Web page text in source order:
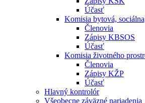
Účasť
Komisia bytová,
Členovia
Zápisy KBSOS
Účasť
Komisia životného
Členovia
Zápisy KŽP
Účasť
Hlavný kontrolór
Všeobecne záväzné nariadenia